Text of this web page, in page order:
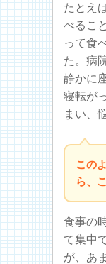
たとえ
べるこ
って食
た。病
静かに
寝転が
まい、
この
ら、
食事の
て集中
が、あ